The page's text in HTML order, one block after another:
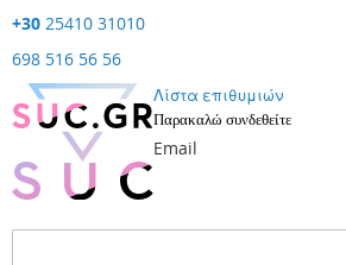
+30 25410 31010
698 516 56 56
Λίστα επιθυμιών
Παρακαλώ συνδεθείτε
Email